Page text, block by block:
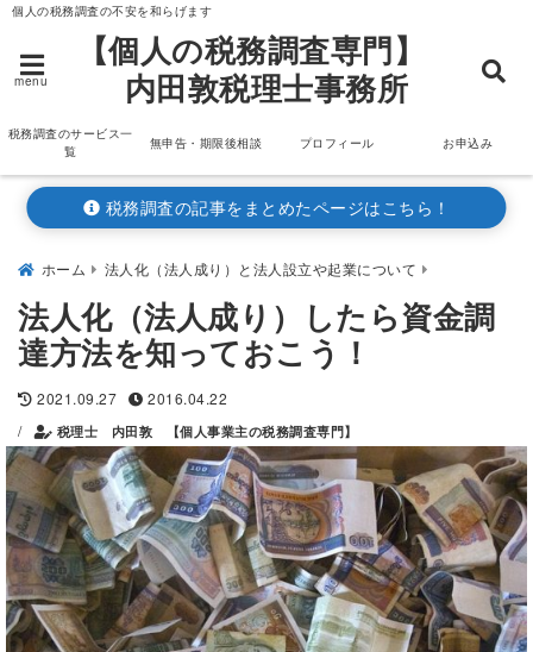
個人の税務調査の不安を和らげます
menu
【個人の税務調査専門】
内田敦税理士事務所
税務調査のサービス一
覧
無申告・期限後相談 プロフィール お申込み
税務調査の記事をまとめたページはこちら！
ホーム 法人化（法人成り）と法人設立や起業について
法人化（法人成り）したら資金調
達方法を知っておこう！
2021.09.27
2016.04.22
/
税理士 内田敦 【個人事業主の税務調査専門】